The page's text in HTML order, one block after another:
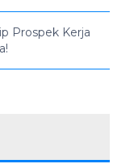
Prospek Kerja